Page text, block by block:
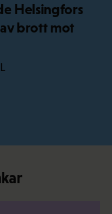
Helsingfors
brott mot